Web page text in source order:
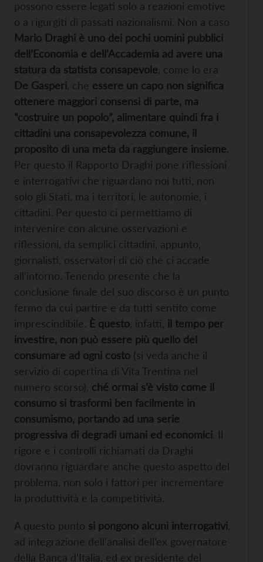
possono essere legati solo a reazioni emotive
o a rigurgiti di passati nazionalismi. Non a caso
Mario Draghi è uno dei pochi uomini pubblici
dell’Economia e dell’Accademia ad avere una
statura da statista consapevole , come lo era
De Gasperi , che essere un capo non significa
ottenere maggiori consensi di parte, ma
“costruire un popolo”, alimentare quindi fra i
cittadini una consapevolezza comune, il
proposito di una meta da raggiungere insieme.
Per questo il Rapporto Draghi pone riflessioni
e interrogativi che riguardano noi tutti, non
solo gli Stati, ma i territori, le autonomie, i
cittadini. Per questo ci permettiamo di
intervenire con alcune osservazioni e
riflessioni, da semplici cittadini, appunto,
giornalisti, osservatori di ciò che ci accade
all’intorno. Tenendo presente che la
conclusione finale del suo discorso è un punto
fermo da cui partire e da tutti sentito come
imprescindibile. È questo , infatti, il tempo per
investire, non può essere più quello del
consumare ad ogni costo (si veda anche il
servizio di copertina di Vita Trentina nel
numero scorso), ché ormai s’è visto come il
consumo si trasformi ben facilmente in
consumismo, portando ad una serie
progressiva di degradi umani ed economici. Il
rigore e i controlli richiamati da Draghi
dovranno riguardare anche questo aspetto del
problema, non solo i fattori per incrementare
la produttività e la competitività.
A questo punto si pongono alcuni interrogativi
ad integrazione dell’analisi dell’ex governatore
della Banca d’Italia, ed ex presidente del